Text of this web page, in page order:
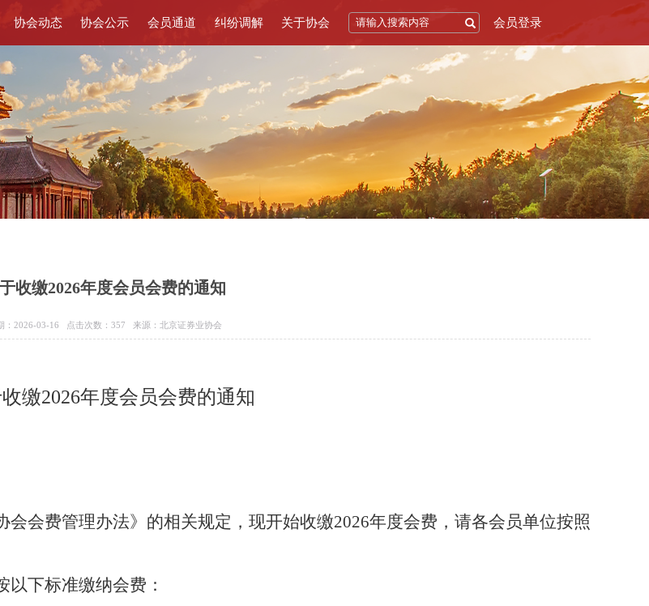
协会动态 协会公示 会员通道 纠纷调解 关于协会 会员登录
收缴2026年度会员会费的通知
：2026-03-16 点击次数： 357 来源：北京证券业协会
缴2026年度会员会费的通知
会费管理办法》的相关规定，现开始收缴2026年度会费，请各会员单位按照
下标准缴纳会费：